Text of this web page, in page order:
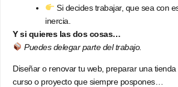
Si decides trabajar, que sea con
inercia.
Y si quieres las dos cosas…
Puedes delegar parte del trabajo.
Diseñar o renovar tu web, preparar una
curso o proyecto que siempre pospones…